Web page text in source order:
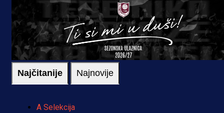
Najčitanije Najnovije
A Selekcija